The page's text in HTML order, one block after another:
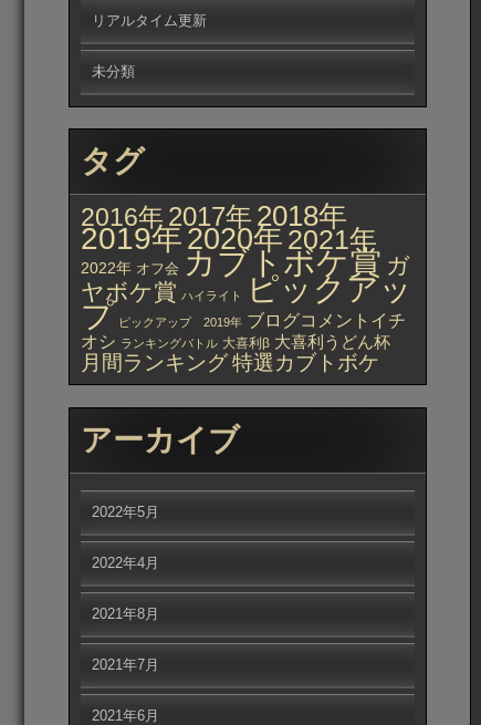
リアルタイム更新
未分類
タグ
2016年 2017年 2018年
2019年2020年 2021年
2022年 オフ会 カブトボケ賞 ガ
ヤボケ賞 ハイライト ピックアッ
プ ピックアップ 2019年 ブログコメントイチ
オシ ランキングバトル 大喜利β 大喜利うどん杯
月間ランキング特選カブトボケ
アーカイブ
2022年5月
2022年4月
2021年8月
2021年7月
2021年6月